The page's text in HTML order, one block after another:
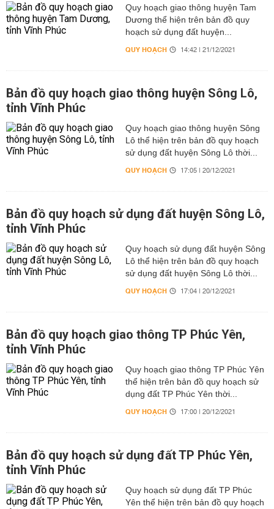
Quy hoạch giao thông huyện Tam
Dương thể hiện trên bản đồ quy
hoạch sử dụng đất huyện...
QUY HOẠCH 14:42 | 21/12/2021
Bản đồ quy hoạch giao thông huyện Sông Lô,
tỉnh Vĩnh Phúc
Quy hoạch giao thông huyện Sông
Lô thể hiện trên bản đồ quy hoạch
sử dụng đất huyện Sông Lô thời...
QUY HOẠCH 17:05 | 20/12/2021
Bản đồ quy hoạch sử dụng đất huyện Sông Lô,
tỉnh Vĩnh Phúc
Quy hoạch sử dụng đất huyện Sông
Lô thể hiện trên bản đồ quy hoạch
sử dụng đất huyện Sông Lô thời...
QUY HOẠCH 17:04 | 20/12/2021
Bản đồ quy hoạch giao thông TP Phúc Yên,
tỉnh Vĩnh Phúc
Quy hoạch giao thông TP Phúc Yên
thể hiện trên bản đồ quy hoạch sử
dụng đất TP Phúc Yên thời...
QUY HOẠCH 17:00 | 20/12/2021
Bản đồ quy hoạch sử dụng đất TP Phúc Yên,
tỉnh Vĩnh Phúc
Quy hoạch sử dụng đất TP Phúc
Yên thể hiện trên bản đồ quy hoạch